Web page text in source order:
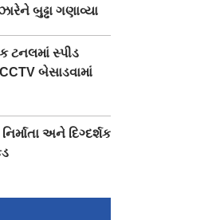
બુઢ્ઢા ગણાવ્યા
ટનલમાં સ્પીડ
બેસાડવામાં
અને દિગ્દર્શક